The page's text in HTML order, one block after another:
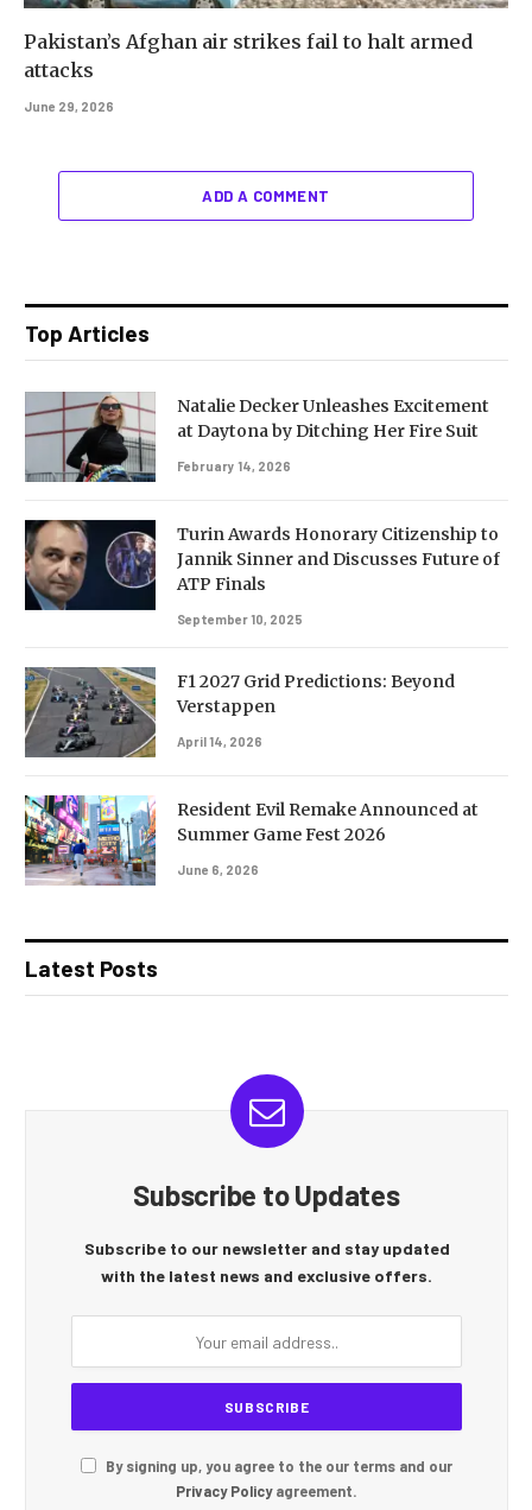
Pakistan’s Afghan air strikes fail to halt armed
attacks
June 29, 2026
ADD A COMMENT
Top Articles
Natalie Decker Unleashes Excitement
at Daytona by Ditching Her Fire Suit
February 14, 2026
Turin Awards Honorary Citizenship to
Jannik Sinner and Discusses Future of
ATP Finals
September 10, 2025
F1 2027 Grid Predictions: Beyond
Verstappen
April 14, 2026
Resident Evil Remake Announced at
Summer Game Fest 2026
June 6, 2026
Latest Posts
Subscribe to Updates
Subscribe to our newsletter and stay updated
with the latest news and exclusive offers.
By signing up, you agree to the our terms and our
Privacy Policyagreement.